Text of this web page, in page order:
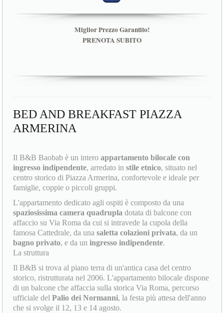
Miglior Prezzo Garantito!
PRENOTA SUBITO
BED AND BREAKFAST PIAZZA
ARMERINA
Il B&B Baobab è un interoappartamento bilocale con
ingresso indipendente, arredato instile etnico, situato nel
centro storico di Piazza Armerina, confortevole e ideale per
famiglie, coppie o piccoli gruppi.
L'appartamento dedicato agli ospiti è composto da una
spaziosissima camera quadrupla dotata di balcone con
affaccio su Via Roma da cui si intravede la cupola della
famosa Cattedrale, da unasaletta colazioni privata, da un
bagno privato, e da uningresso indipendente.
La struttura
Il B&B si trova al piano terra di un'antica casa del centro
storico, ristrutturata nel 2006. L'appartamento bilocale dispone
di un balcone che affaccia sulla storica Via Roma, percorso
ufficiale delPalio dei Normanni, la festa più attesa dell'anno
che si svolge il 12, 13 e 14 agosto.